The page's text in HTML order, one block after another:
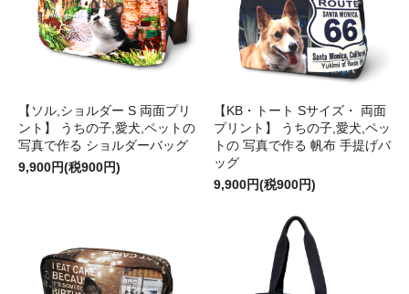
【ソル,ショルダー S 両面プリ
ント】 うちの子,愛犬,ペットの
写真で作る ショルダーバッグ
9,900円(税900円)
【KB・トート Sサイズ・ 両面
プリント】 うちの子,愛犬,ペッ
トの 写真で作る 帆布 手提げバ
ッグ
9,900円(税900円)